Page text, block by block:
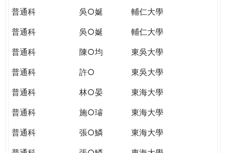
普通科
吳○娫
輔仁大學
普通科
吳○娫
輔仁大學
普通科
陳○均
東吳大學
普通科
許○
東吳大學
普通科
林○晏
東海大學
普通科
施○璿
東海大學
普通科
張○鱗
東海大學